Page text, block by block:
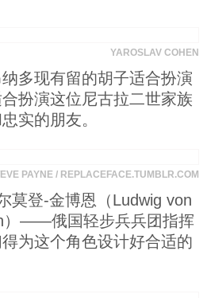
YAROSLAV COHEN
多现有留的胡子适合扮演
扮演这位尼古拉二世家族
实的朋友。
PAYNE / REPLACEFACE.TUMBLR.COM
莫登-金博恩（Ludwig von
）——俄国轻步兵兵团指挥
为这个角色设计好合适的